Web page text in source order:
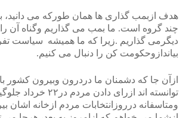
هدف ازبمب گذاری ها همان طورکه می دانید،
چند گروه است. ما بمب می گذاریم وگناه آن
دیگرمی گذاریم .زیرا که ما همیشه سیاست
بیاندازوحکومت کن را دنبال می کنیم.
ازآن جا که دشمنان ما دردرون وبیرون کشور
توانسته اند ازرای دادن مردم
ومتاسفانه درروزانتخابات مردم ازخانه اشان